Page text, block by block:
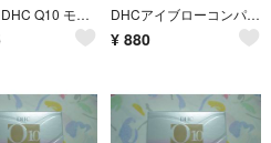
【新品】DHC Q10 モイスチュアケアクリアパウダリーファンデーション リフィル ナチュラルオークル01 DHCアイブローコンパクト
¥ 880